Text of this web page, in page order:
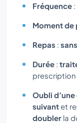
Fréquence :
Moment de
Repas :
Durée :
prescription
Oubli
suivantet
doubler la